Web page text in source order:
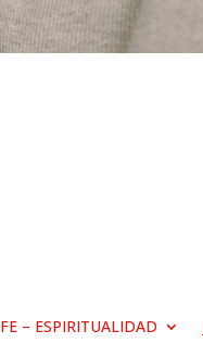
FE – ESPIRITUALIDAD